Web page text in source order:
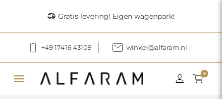
delivery_truck_speed Gratis levering! Eigen wagenpark!
+49 17416 43109 winkel@alfaram.nl
menu 0